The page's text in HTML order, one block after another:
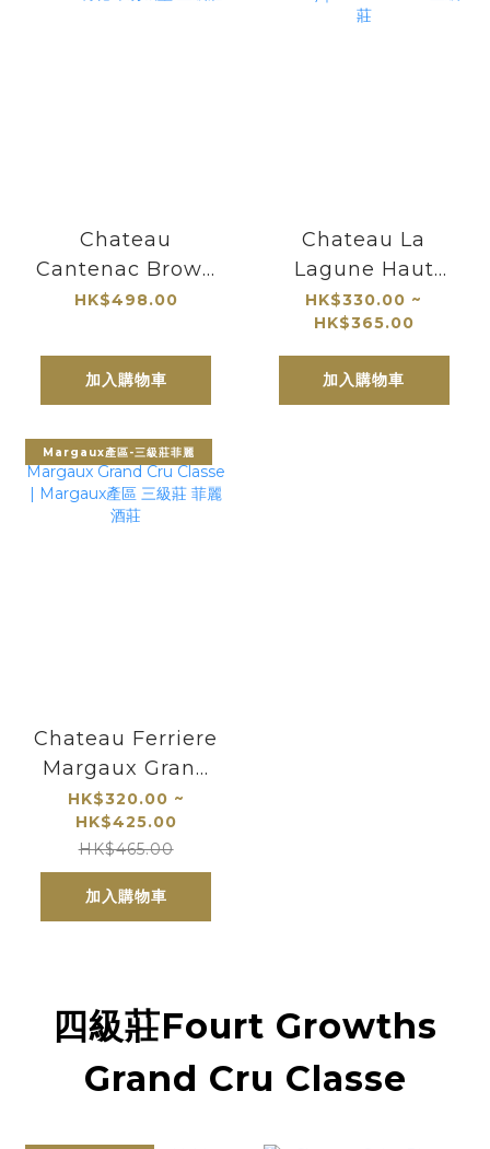
Chateau
Cantenac Brown
Margaux Grand
朗城堡 三級莊
HK$498.00
加入購物車
Chateau La
Lagune Haut
Medoc (Grand
Cru Classé)｜
Hau-Medoc 三級
莊
HK$330.00 ~
HK$365.00
加入購物車
Margaux產區-三級莊菲麗
Chateau Ferriere
Margaux Grand
Cru Classe |
Margaux產區 三
級莊 菲麗酒莊
HK$320.00 ~
HK$425.00
HK$465.00
加入購物車
四級莊Fourt Growths
Grand Cru Classe